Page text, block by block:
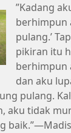
”Kadang
berhimpun
pulang.’
pikiran itu
berhimpun
dan aku
pulang.
aku tidak